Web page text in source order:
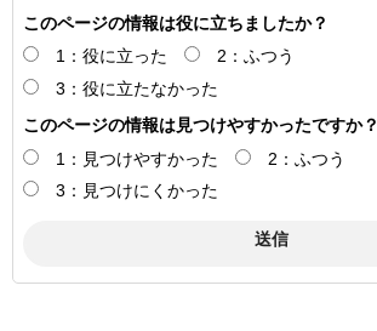
このページの情報は役に立ちましたか？
1：役に立った
2：ふつう
3：役に立たなかった
このページの情報は見つけやすかったですか？
1：見つけやすかった
2：ふつう
3：見つけにくかった